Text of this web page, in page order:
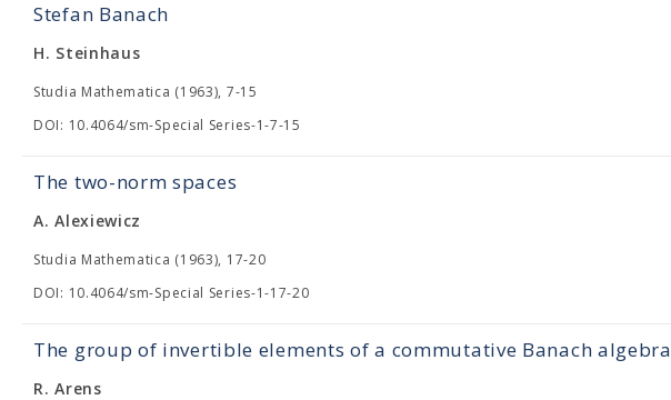
Stefan Banach
H. Steinhaus
Studia Mathematica (1963), 7-15
DOI: 10.4064/sm-Special Series-1-7-15
The two-norm spaces
A. Alexiewicz
Studia Mathematica (1963), 17-20
DOI: 10.4064/sm-Special Series-1-17-20
The group of invertible elements of a commutative Banach algebra
R. Arens